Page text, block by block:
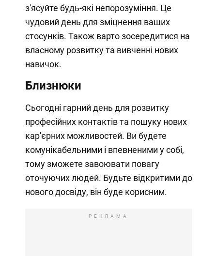
з'ясуйте будь-які непорозуміння. Це
чудовий день для зміцнення ваших
стосунків. Також варто зосередитися на
власному розвитку та вивченні нових
навичок.
Близнюки
Сьогодні гарний день для розвитку
професійних контактів та пошуку нових
кар'єрних можливостей. Ви будете
комунікабельними і впевненими у собі,
тому зможете завоювати повагу
оточуючих людей. Будьте відкритими до
нового досвіду, він буде корисним.
РЕКЛАМА